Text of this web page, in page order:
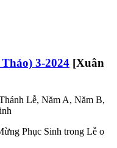
3-2024 [Xuân
Lễ, Năm A, Năm B,
Phục Sinh trong Lễ o